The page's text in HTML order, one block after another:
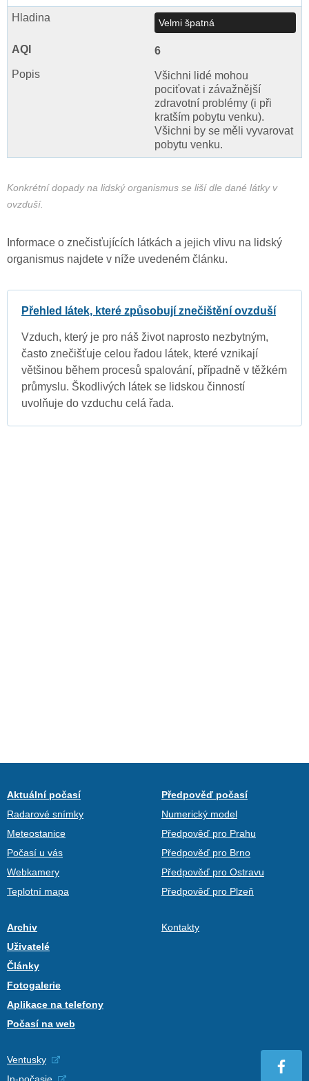
Velmi špatná
6
Všichni lidé mohou
pociťovat i závažnější
zdravotní problémy (i při
kratším pobytu venku).
Všichni by se měli vyvarovat
pobytu venku.
Konkrétní dopady na lidský organismus se liší dle dané látky v
ovzduší.
Informace o znečisťujících látkách a jejich vlivu na lidský
organismus najdete v níže uvedeném článku.
Přehled látek, které způsobují znečištění ovzduší
Vzduch, který je pro náš život naprosto nezbytným,
často znečišťuje celou řadou látek, které vznikají
většinou během procesů spalování, případně v těžkém
průmyslu. Škodlivých látek se lidskou činností
uvolňuje do vzduchu celá řada.
Aktuální počasí
Radarové snímky
Meteostanice
Počasí u vás
Webkamery
Teplotní mapa
Předpověď počasí
Numerický model
Předpověď pro Prahu
Předpověď pro Brno
Předpověď pro Ostravu
Předpověď pro Plzeň
Archiv
Uživatelé
Články
Fotogalerie
Aplikace na telefony
Počasí na web
Kontakty
Ventusky